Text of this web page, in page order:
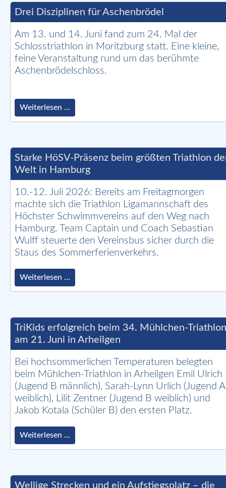
Drei Disziplinen für Aschenbrödel
Am 13. und 14. Juni fand zum 24. Mal der
Schlosstriathlon in Moritzburg statt. Eine kleine,
feine Veranstaltung rund um das berühmte
Aschenbrödelschloss.
Weiterlesen …
Disziplinen
Starke HöSV-Präsenz beim größten Triathlon
Welt in Hamburg
10.-12. Juli 2026: Bereits am Freitagmorgen
machte sich die Triathlon Ligamannschaft des
Höchster Schwimmvereins auf den Weg nach
Hamburg. Team Captain und Coach Sebastian
Wulff steuerte den Vereinsbus sicher durch die
Staus des Sommerferienverkehrs.
Weiterlesen …
HöSV-
Triathlon
der
Welt
Hamburg
TriKids erfolgreich beim 34. Mühlchen-Triathlon
am 21. Juni in Arheilgen
Bei hochsommerlichen Temperaturen belegten
beim Mühlchen-Triathlon in Arheilgen Emil Ulrich
(Jugend B männlich), Sarah-Lynn Urlich (Jugend A
weiblich), Lilit Zentner (Jugend B weiblich) und
Jakob Kotala (Schüler B) den ersten Platz.
Weiterlesen …
erfolgreich
Triathlon
Wellige Strecken und ein Aufstiegsplatz – die